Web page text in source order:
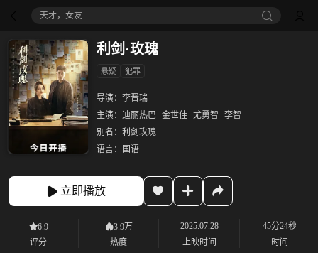
天才，女友
利剑·玫瑰
悬疑 犯罪
导演： 李晋瑞
主演： 迪丽热巴 金世佳 尤勇智
李智
别名： 利剑玫瑰
语言：
国语
立即播放
6.9
评分
3.9万
热度
2025.07.28
上映时间
45分24秒
时间